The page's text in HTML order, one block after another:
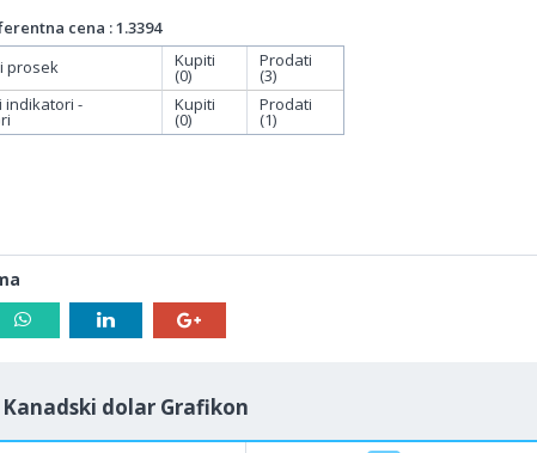
cena : 1.3394
prosek Kupiti
(0)
Prodati
(3)
indikatori -
Kupiti
(0)
Prodati
(1)
dolar Grafikon